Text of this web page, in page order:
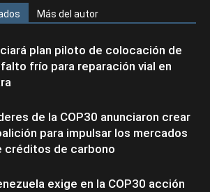
Más del autor
plan piloto de colocación de
frío para reparación vial en
de la COP30 anunciaron crear
para impulsar los mercados
créditos de carbono
exige en la COP30 acción